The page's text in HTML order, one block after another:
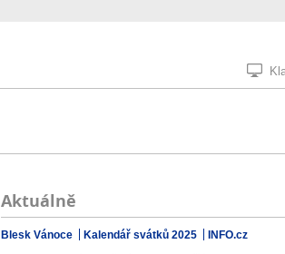
Aktuálně
Blesk Vánoce Kalendář svátků 2025 INFO.cz